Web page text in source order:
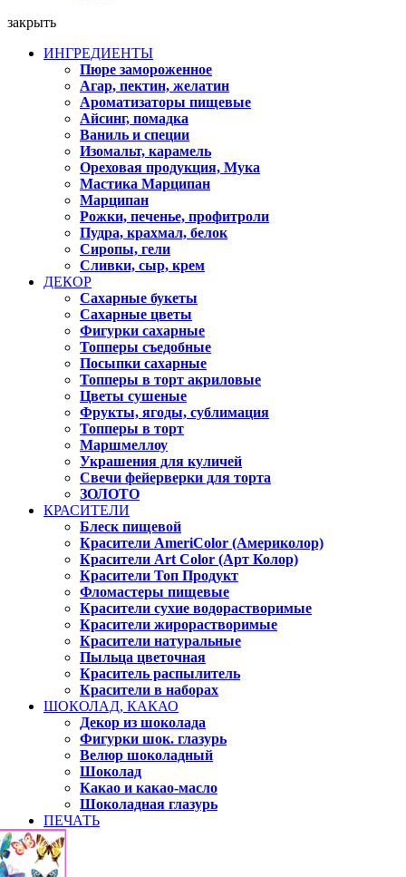
закрыть
ИНГРЕДИЕНТЫ
Пюре замороженное
Агар, пектин, желатин
Ароматизаторы пищевые
Айсинг, помадка
Ваниль и специи
Изомальт, карамель
Ореховая продукция, Мука
Мастика Марципан
Марципан
Рожки, печенье, профитроли
Пудра, крахмал, белок
Сиропы, гели
Сливки, сыр, крем
ДЕКОР
Сахарные букеты
Сахарные цветы
Фигурки сахарные
Топперы съедобные
Посыпки сахарные
Топперы в торт акриловые
Цветы сушеные
Фрукты, ягоды, сублимация
Топперы в торт
Маршмеллоу
Украшения для куличей
Свечи фейерверки для торта
ЗОЛОТО
КРАСИТЕЛИ
Блеск пищевой
Красители AmeriColor (Америколор)
Красители Art Color (Арт Колор)
Красители Топ Продукт
Фломастеры пищевые
Красители сухие водорастворимые
Красители жирорастворимые
Красители натуральные
Пыльца цветочная
Краситель распылитель
Красители в наборах
ШОКОЛАД, КАКАО
Декор из шоколада
Фигурки шок. глазурь
Велюр шоколадный
Шоколад
Какао и какао-масло
Шоколадная глазурь
ПЕЧАТЬ